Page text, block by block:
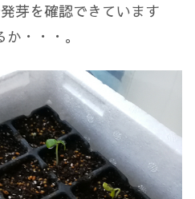
芽を確認できています
・・・。